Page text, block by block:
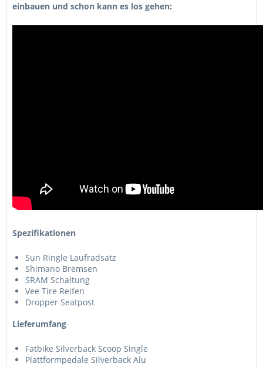
einbauen und schon kann es los gehen:
Spezifikationen
Sun Ringle Laufradsatz
Shimano Bremsen
SRAM Schaltung
Vee Tire Reifen
Dropper Seatpost
Lieferumfang
Fatbike Silverback Scoop Single
Plattformpedale Silverback Alu